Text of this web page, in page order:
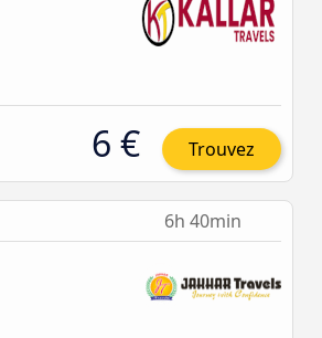
6 € Trouvez
6h 40min